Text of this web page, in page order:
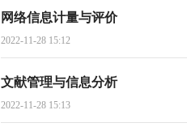
网络信息计量与评价
2022-11-28 15:12
文献管理与信息分析
2022-11-28 15:13